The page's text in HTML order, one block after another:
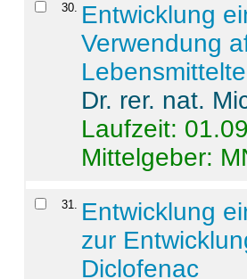
30. Entwicklung
Verwendung
Dr. rer. nat.
Laufzeit:
Mittelgeber:
31. Entwicklung
zur
Diclofenac